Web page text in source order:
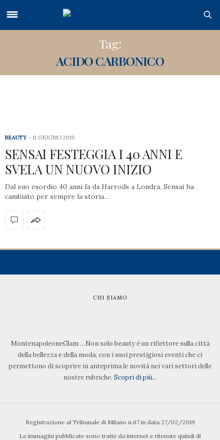
Tag:
ACIDO CARBONICO
BEAUTY 11 GIUGNO 2019
SENSAI FESTEGGIA I 40 ANNI E
SVELA UN NUOVO INIZIO
Dal suo esordio 40 anni fa da Harrods a Londra, Sensai ha
cambiato per sempre la storia…
CHI SIAMO
MontenapoleoneGlam …Non solo beauty è un riflettore sulla città
della bellezza e della moda, con i suoi prestigiosi eventi che ci
permettono di scoprire in anteprima le novità nei vari settori delle
nostre rubriche. Scopri di più...
Registrazione al Tribunale di Milano n.67 in data 27/02/2019
Le immagini pubblicate sono tratte da internet e ritenute quindi di